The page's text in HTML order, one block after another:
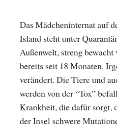
Das Mädcheninternat auf
Island steht unter
Außenwelt, streng
bereits seit 18 Monaten.
verändert. Die Tiere und
werden von der “Tox”
Krankheit, die dafür sorgt,
der Insel schwere